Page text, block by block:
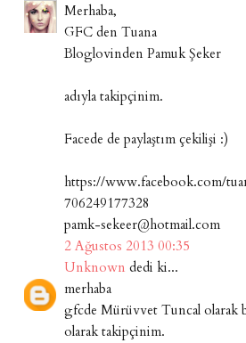
Merhaba,
GFC den Tuana
Bloglovinden Pamuk Şeker
adıyla takipçinim.
Facede de paylaştım çekilişi :)
https://www.facebook.com/
706249177328
pamk-sekeer@hotmail.com
2 Ağustos 2013 00:35
Unknown dedi ki...
merhaba
gfcde Mürüvvet Tuncal olarak
olarak takipçinim.